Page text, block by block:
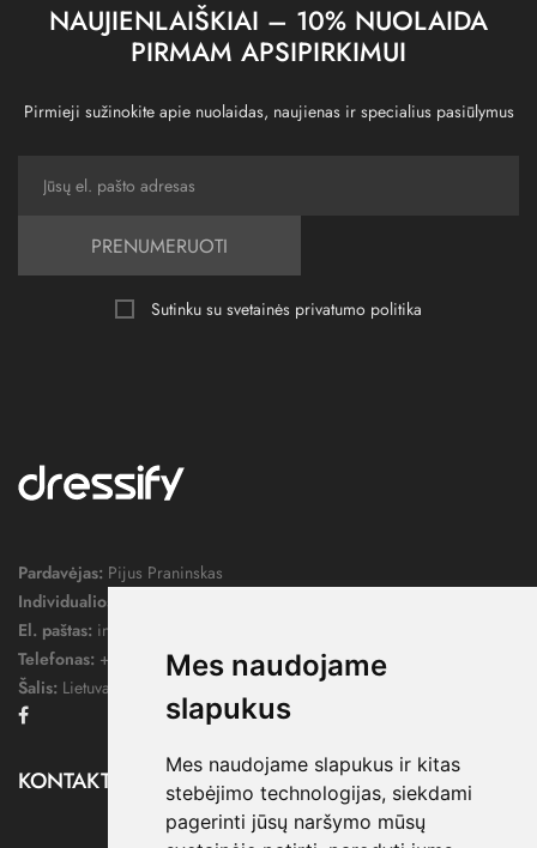
Mes naudojame
slapukus
Mes naudojame slapukus ir kitas
stebėjimo technologijas, siekdami
pagerinti jūsų naršymo mūsų
NAUJIENLAIŠKIAI – 10% NUOLAIDA
PIRMAM APSIPIRKIMUI
Pirmieji sužinokite apie nuolaidas, naujienas ir specialius pasiūlymus
PRENUMERUOTI
Sutinku su svetainės privatumo politika
Pardavėjas: Pijus Praninskas
Individualios veiklos pažymos nr.:
El. paštas: info@dressify.lt
Telefonas: +370 676 78578
Šalis: Lietuva
KONTAKTAI